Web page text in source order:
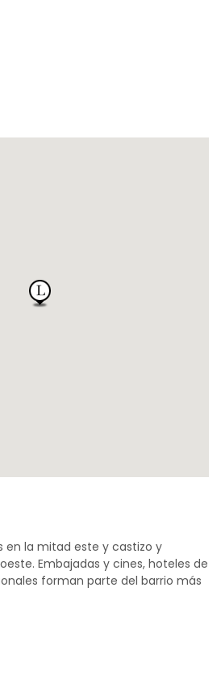
en la mitad este y castizo y
Embajadas y cines, hoteles de
forman parte del barrio más